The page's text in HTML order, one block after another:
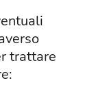
trattare